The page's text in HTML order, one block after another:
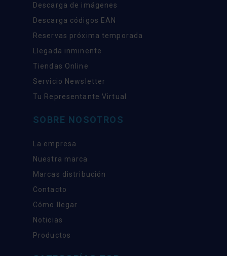
Descarga de imágenes
Descarga códigos EAN
Reservas próxima temporada
Llegada inminente
Tiendas Online
Servicio Newsletter
Tu Representante Virtual
SOBRE NOSOTROS
La empresa
Nuestra marca
Marcas distribución
Contacto
Cómo llegar
Noticias
Productos